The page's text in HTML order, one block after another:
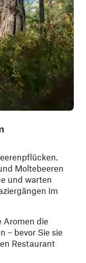
Moltebeeren
und warten
im
Aromen die
– bevor Sie sie
Restaurant